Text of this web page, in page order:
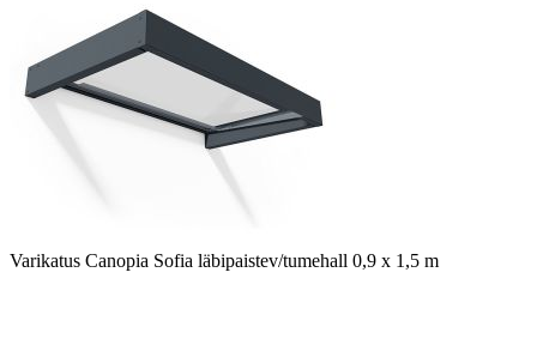
Varikatus Canopia Sofia läbipaistev/tumehall 0,9 x 1,5 m